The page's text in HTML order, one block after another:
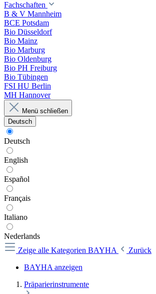
Fachschaften
B & V Mannheim
BCE Potsdam
Bio Düsseldorf
Bio Mainz
Bio Marburg
Bio Oldenburg
Bio PH Freiburg
Bio Tübingen
FSI HU Berlin
MH Hannover
Menü schließen
Deutsch
Deutsch
English
Español
Français
Italiano
Nederlands
Zeige alle Kategorien BAYHA
Zurück
BAYHA anzeigen
Präparierinstrumente